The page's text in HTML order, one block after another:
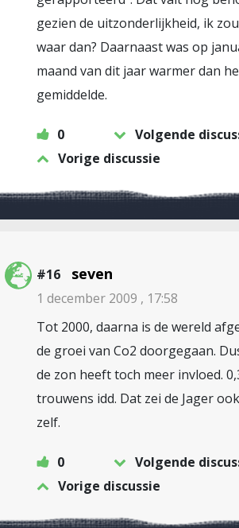
gezien de uitzonderlijkheid, ik
waar dan? Daarnaast was op
maand van dit jaar warmer dan
gemiddelde.
0
Volgende
Vorige discussie
#16 seven
1 december 2009 , 17:58
Tot 2000, daarna is de wereld
de groei van Co2 doorgegaan.
de zon heeft toch meer invloed.
trouwens idd. Dat zei de Jager
zelf.
0
Volgende
Vorige discussie